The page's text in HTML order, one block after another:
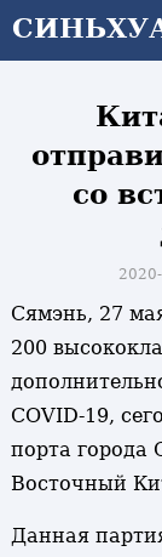
со
Сямэнь, 27
200
COVID-19,
порта города
Восточный
Данная